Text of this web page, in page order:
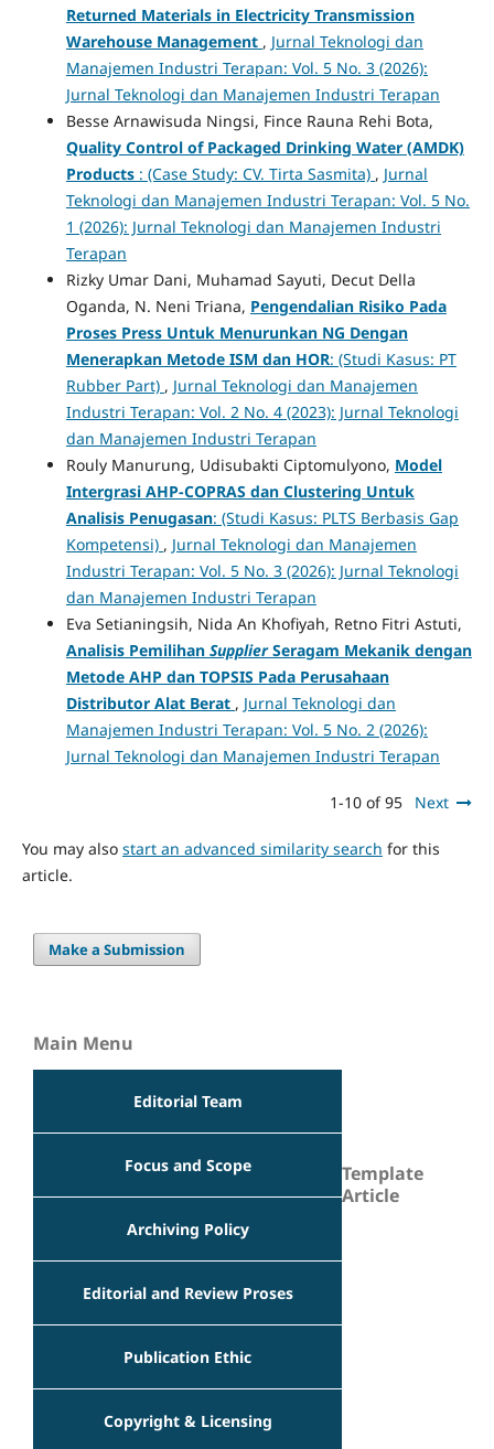
Returned Materials in Electricity Transmission
Warehouse Management , Jurnal Teknologi dan
Manajemen Industri Terapan: Vol. 5 No. 3 (2026):
Jurnal Teknologi dan Manajemen Industri Terapan
Besse Arnawisuda Ningsi, Fince Rauna Rehi Bota,
Quality Control of Packaged Drinking Water (AMDK)
Products : (Case Study: CV. Tirta Sasmita) , Jurnal
Teknologi dan Manajemen Industri Terapan: Vol. 5 No.
1 (2026): Jurnal Teknologi dan Manajemen Industri
Terapan
Rizky Umar Dani, Muhamad Sayuti, Decut Della
Oganda, N. Neni Triana, Pengendalian Risiko Pada
Proses Press Untuk Menurunkan NG Dengan
Menerapkan Metode ISM dan HOR: (Studi Kasus: PT
Rubber Part) , Jurnal Teknologi dan Manajemen
Industri Terapan: Vol. 2 No. 4 (2023): Jurnal Teknologi
dan Manajemen Industri Terapan
Rouly Manurung, Udisubakti Ciptomulyono, Model
Intergrasi AHP-COPRAS dan Clustering Untuk
Analisis Penugasan: (Studi Kasus: PLTS Berbasis Gap
Kompetensi) , Jurnal Teknologi dan Manajemen
Industri Terapan: Vol. 5 No. 3 (2026): Jurnal Teknologi
dan Manajemen Industri Terapan
Eva Setianingsih, Nida An Khofiyah, Retno Fitri Astuti,
Analisis Pemilihan SupplierSeragam Mekanik dengan
Metode AHP dan TOPSIS Pada Perusahaan
Distributor Alat Berat , Jurnal Teknologi dan
Manajemen Industri Terapan: Vol. 5 No. 2 (2026):
Jurnal Teknologi dan Manajemen Industri Terapan
1-10 of 95 Next
You may also start an advanced similarity search for this
article.
Make a Submission
Main Menu
Editorial Team
Focus and Scope
Archiving Policy
Editorial and Review Proses
Publication Ethic
Copyright & Licensing
Template
Article